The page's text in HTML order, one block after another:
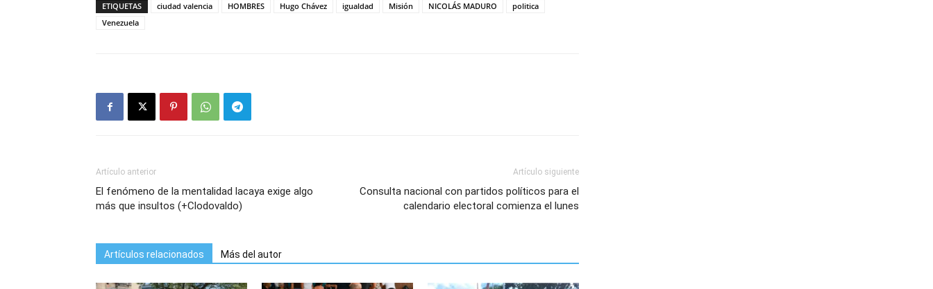
ETIQUETAS ciudad valencia HOMBRES Hugo Chávez igualdad Misión NICOLÁS MADURO
politica
Venezuela
Artículo anterior
El fenómeno de la mentalidad lacaya exige algo
más que insultos (+Clodovaldo)
Artículo siguiente
Consulta nacional con partidos políticos para el
calendario electoral comienza el lunes
Artículos relacionados Más del autor